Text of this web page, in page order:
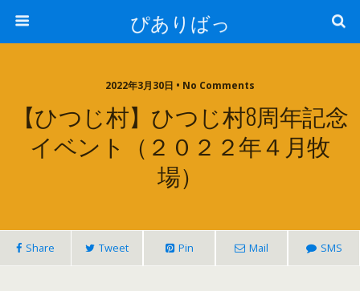
ぴありばっ
2022年3月30日 • No Comments
【ひつじ村】ひつじ村8周年記念
イベント（２０２２年４月牧
場）
Share Tweet Pin Mail SMS